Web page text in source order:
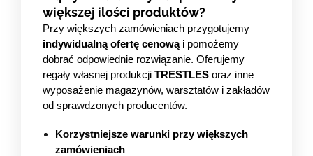
większej ilości produktów?
Przy większych zamówieniach przygotujemy
indywidualną ofertę cenowąi pomożemy
dobrać odpowiednie rozwiązanie. Oferujemy
regały własnej produkcji TRESTLES oraz inne
wyposażenie magazynów, warsztatów i zakładów
od sprawdzonych producentów.
Korzystniejsze warunki przy większych
zamówieniach